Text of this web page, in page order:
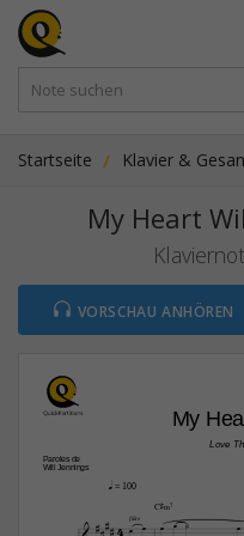
Startseite Klavier &
My Heart
VORSCHAU ANHÖREN
My
Paroles de
Will Jennings
q = 100
4
 flûte
C©‹7
Love
     